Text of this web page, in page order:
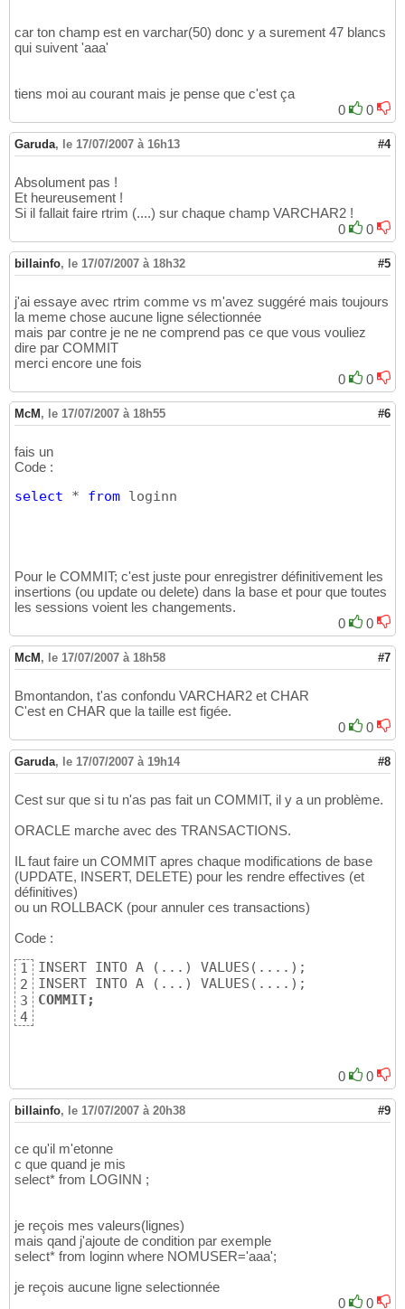
car ton champ est en varchar(50) donc y a surement 47 blancs
qui suivent 'aaa'
tiens moi au courant mais je pense que c'est ça
0
0
Garuda, le 17/07/2007 à 16h13 #4
Absolument pas !
Et heureusement !
Si il fallait faire rtrim (....) sur chaque champ VARCHAR2 !
0
0
billainfo, le 17/07/2007 à 18h32 #5
j'ai essaye avec rtrim comme vs m'avez suggéré mais toujours
la meme chose aucune ligne sélectionnée
mais par contre je ne ne comprend pas ce que vous vouliez
dire par COMMIT
merci encore une fois
0
0
McM , le 17/07/2007 à 18h55 #6
fais un
Code :
select * from loginn
Pour le COMMIT; c'est juste pour enregistrer définitivement les
insertions (ou update ou delete) dans la base et pour que toutes
les sessions voient les changements.
0
0
McM , le 17/07/2007 à 18h58 #7
Bmontandon, t'as confondu VARCHAR2 et CHAR
C'est en CHAR que la taille est figée.
0
0
Garuda, le 17/07/2007 à 19h14 #8
Cest sur que si tu n'as pas fait un COMMIT, il y a un problème.
ORACLE marche avec des TRANSACTIONS.
IL faut faire un COMMIT apres chaque modifications de base
(UPDATE, INSERT, DELETE) pour les rendre effectives (et
définitives)
ou un ROLLBACK (pour annuler ces transactions)
Code :
1
2
3
4
INSERT INTO A (...) VALUES(....);
COMMIT;
0 0
billainfo, le 17/07/2007 à 20h38 #9
ce qu'il m'etonne
c que quand je mis
select* from LOGINN ;
je reçois mes valeurs(lignes)
mais qand j'ajoute de condition par exemple
select* from loginn where NOMUSER='aaa';
je reçois aucune ligne selectionnée
0
0